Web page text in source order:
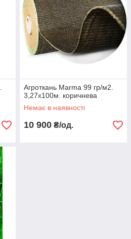
Агроткань Marma 99 гр/м2.
3,27х100м. коричнева
Немає в наявності
10 900 ₴/од.